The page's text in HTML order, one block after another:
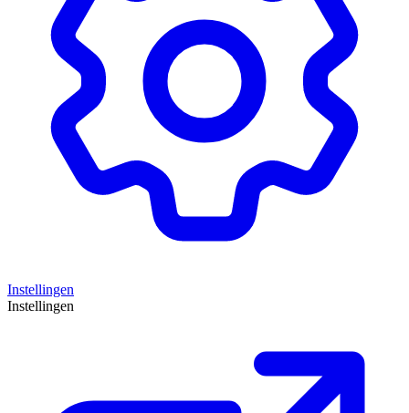
Instellingen
Instellingen